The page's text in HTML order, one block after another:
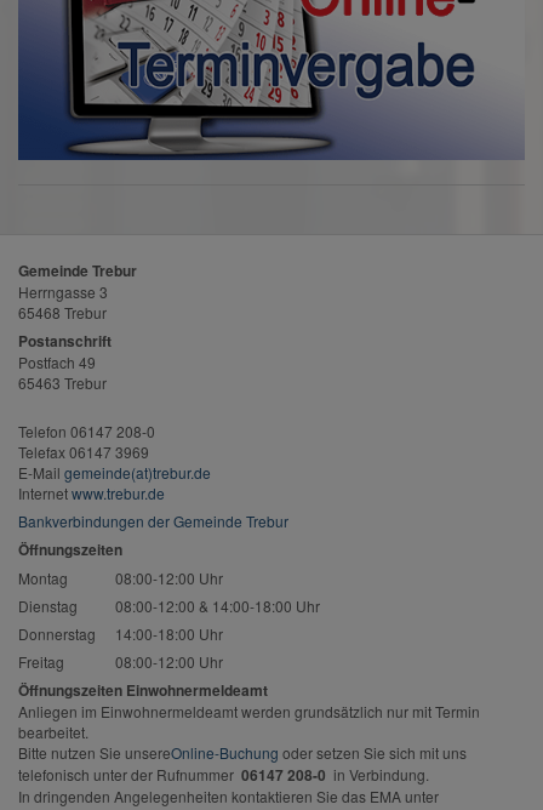
Gemeinde Trebur
Herrngasse 3
65468 Trebur
Postanschrift
Postfach 49
65463 Trebur
Telefon 06147 208-0
Telefax 06147 3969
E-Mail gemeinde(at)trebur.de
Internetwww.trebur.de
Bankverbindungen der Gemeinde Trebur
Öffnungszeiten
Montag
08:00-12:00 Uhr
Dienstag
08:00-12:00 & 14:00-18:00 Uhr
Donnerstag
14:00-18:00 Uhr
Freitag
08:00-12:00 Uhr
Öffnungszeiten Einwohnermeldeamt
Anliegen im Einwohnermeldeamt werden grundsätzlich nur mit Termin
bearbeitet.
Bitte nutzen Sie unsereOnline-Buchung oder setzen Sie sich mit uns
telefonisch unter der Rufnummer 06147 208-0 in Verbindung.
In dringenden Angelegenheiten kontaktieren Sie das EMA unter